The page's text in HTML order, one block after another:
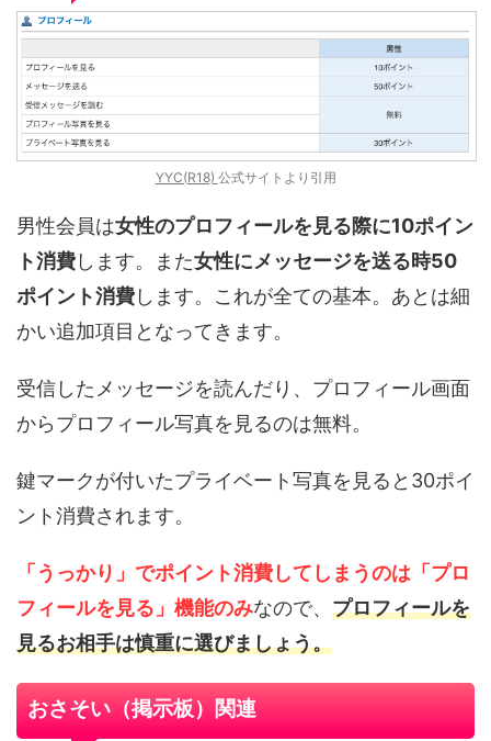
YYC(R18) 公式サイトより引用
男性会員は女性のプロフィールを見る際に10ポイン
ト消費します。また女性にメッセージを送る時50
ポイント消費します。これが全ての基本。あとは細
かい追加項目となってきます。
受信したメッセージを読んだり、プロフィール画面
からプロフィール写真を見るのは無料。
鍵マークが付いたプライベート写真を見ると30ポイ
ント消費されます。
「うっかり」でポイント消費してしまうのは「プロ
フィールを見る」機能のみなので、 プロフィールを
見るお相手は慎重に選びましょう。
おさそい（掲示板）関連